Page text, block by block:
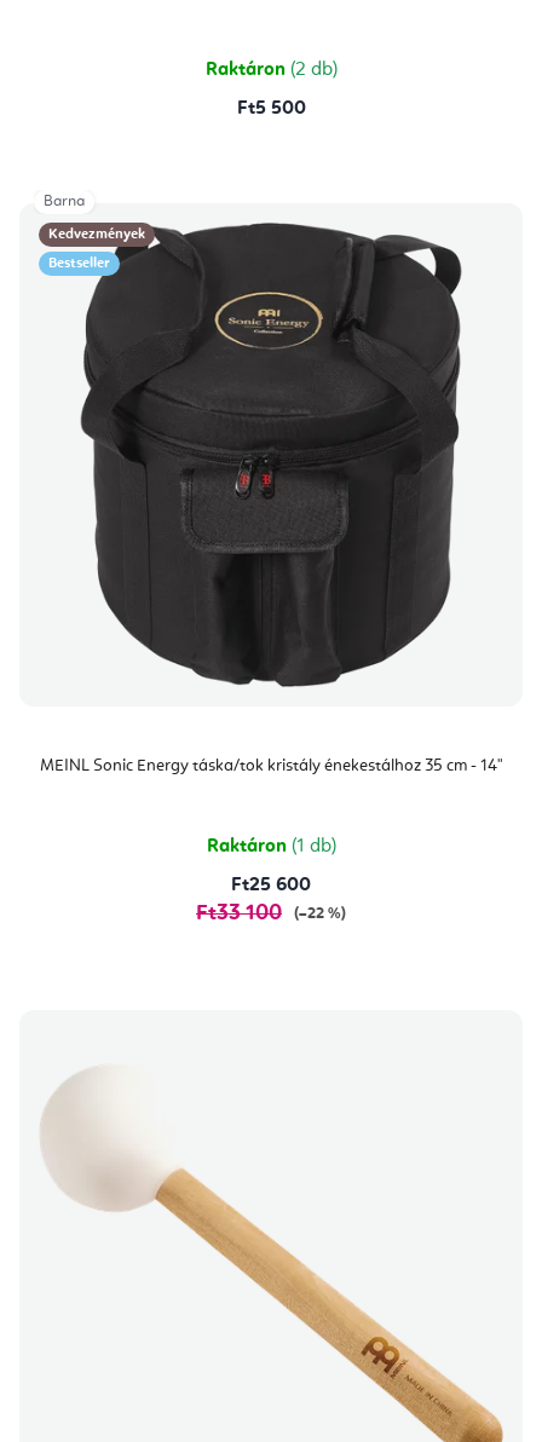
Raktáron (2 db)
Ft5 500
Kedvezmények
Bestseller
MEINL Sonic Energy táska/tok kristály énekestálhoz 35 cm - 14"
Raktáron (1 db)
Ft25 600
Ft33 100 (–22 %)
Barna